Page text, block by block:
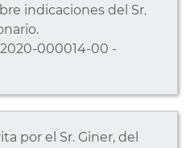
indicaciones del Sr.
000014-00 -
por el Sr. Giner, del